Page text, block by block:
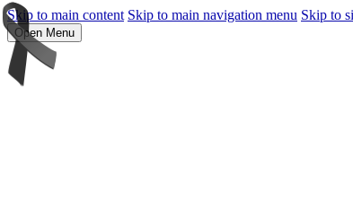
Skip to main content Skip to main navigation menu Skip to
Open Menu